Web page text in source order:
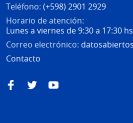
Teléfono: (+598) 2901 2929
Horario de atención:
Lunes a viernes de 9:30 a 17:30
Correo electrónico:
Contacto
FacebookTwitterYouTube